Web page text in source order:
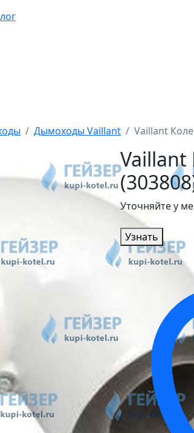
Дымоходы Vaillant Vaillant
Vaillant
Уточняйте у
Узнать